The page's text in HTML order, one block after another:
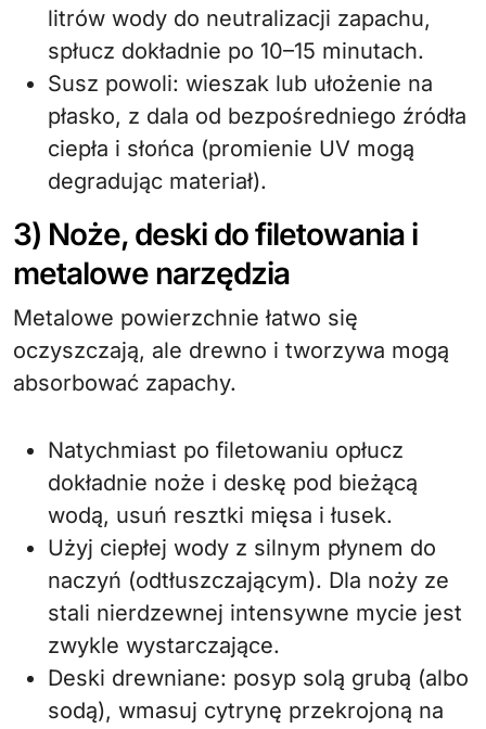
litrów wody do neutralizacji zapachu,
spłucz dokładnie po 10–15 minutach.
Susz powoli: wieszak lub ułożenie na
płasko, z dala od bezpośredniego źródła
ciepła i słońca (promienie UV mogą
degradując materiał).
3) Noże, deski do filetowania i
metalowe narzędzia
Metalowe powierzchnie łatwo się
oczyszczają, ale drewno i tworzywa mogą
absorbować zapachy.
Natychmiast po filetowaniu opłucz
dokładnie noże i deskę pod bieżącą
wodą, usuń resztki mięsa i łusek.
Użyj ciepłej wody z silnym płynem do
naczyń (odtłuszczającym). Dla noży ze
stali nierdzewnej intensywne mycie jest
zwykle wystarczające.
Deski drewniane: posyp solą grubą (albo
sodą), wmasuj cytrynę przekrojoną na